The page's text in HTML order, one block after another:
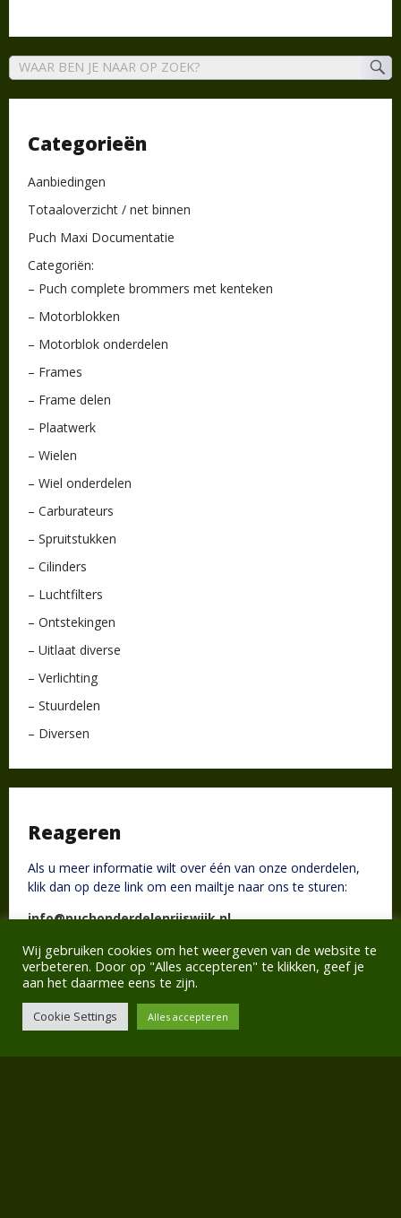
Categorieën
Aanbiedingen
Totaaloverzicht / net binnen
Puch Maxi Documentatie
Categoriën:
– Puch complete brommers met kenteken
– Motorblokken
– Motorblok onderdelen
– Frames
– Frame delen
– Plaatwerk
– Wielen
– Wiel onderdelen
– Carburateurs
– Spruitstukken
– Cilinders
– Luchtfilters
– Ontstekingen
– Uitlaat diverse
– Verlichting
– Stuurdelen
– Diversen
Reageren
Als u meer informatie wilt over één van onze onderdelen,
klik dan op deze link om een mailtje naar ons te sturen:
info@puchonderdelenrijswijk.nl
Wij nemen dan zo snel mogelijk contact met u op!
Wij gebruiken cookies om het weergeven van de website te
verbeteren. Door op "Alles accepteren" te klikken, geef je
aan het daarmee eens te zijn.
Cookie Settings Alles accepteren